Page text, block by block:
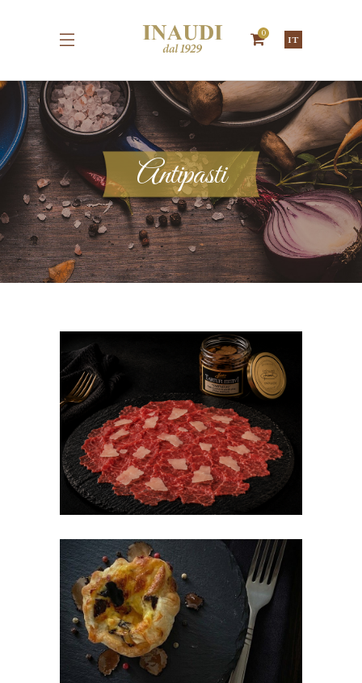
0
IT
Antipasti
Carne cruda all’albese
con tartufo nero
Sfoglia con toma e
tartufo